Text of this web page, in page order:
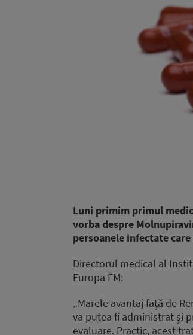
Luni primim primul
vorba despre
persoanele infectate
Directorul medical al
Europa FM:
„Marele avantaj față de
va putea fi administrat și
evaluare. Practic, acest